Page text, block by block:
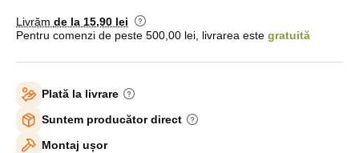
Livrăm de la 15,90 lei
Pentru comenzi de peste 500,00 lei, livrarea este gratuită
Plată la livrare
Suntem producător direct
Montaj ușor